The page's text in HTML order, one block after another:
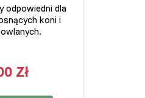
odpowiedni dla
koni i
Zł